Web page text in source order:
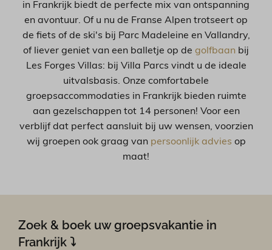
in Frankrijk biedt de perfecte mix van ontspanning
en avontuur. Of u nu de Franse Alpen trotseert op
de fiets of de ski's bij Parc Madeleine en Vallandry,
of liever geniet van een balletje op de golfbaan bij
Les Forges Villas: bij Villa Parcs vindt u de ideale
uitvalsbasis. Onze comfortabele
groepsaccommodaties in Frankrijk bieden ruimte
aan gezelschappen tot 14 personen! Voor een
verblijf dat perfect aansluit bij uw wensen, voorzien
wij groepen ook graag van persoonlijk advies op
maat!
Zoek & boek uw groepsvakantie in
Frankrijk ⤵